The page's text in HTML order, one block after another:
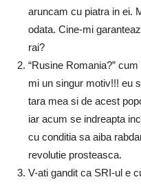
aruncam cu piatra in ei.
odata. Cine-mi
rai?
“Rusine Romania?”
mi un singur motiv!!! eu
tara mea si de acest
iar acum se indreapta
cu conditia sa aiba
revolutie prosteasca.
V-ati gandit ca SRI-ul e